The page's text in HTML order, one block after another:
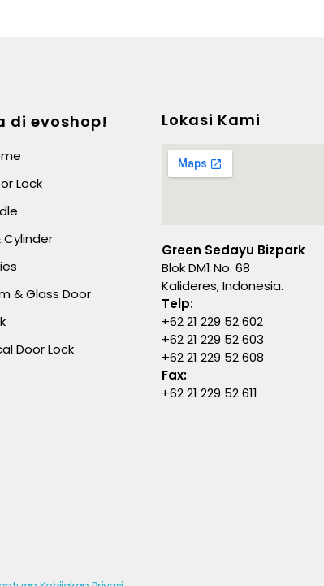
di evoshop!
Lock
& Glass Door
Door Lock
Lokasi Kami
Green Sedayu Bizpark
Blok DM1 No. 68
Kalideres, Indonesia.
Telp:
+62 21 229 52 602
+62 21 229 52 603
+62 21 229 52 608
Fax:
+62 21 229 52 611